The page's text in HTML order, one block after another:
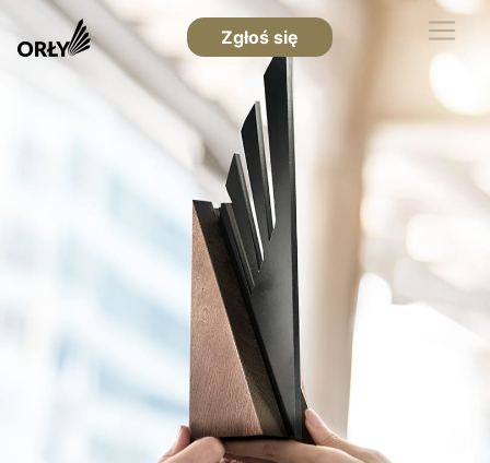
Zgłoś się